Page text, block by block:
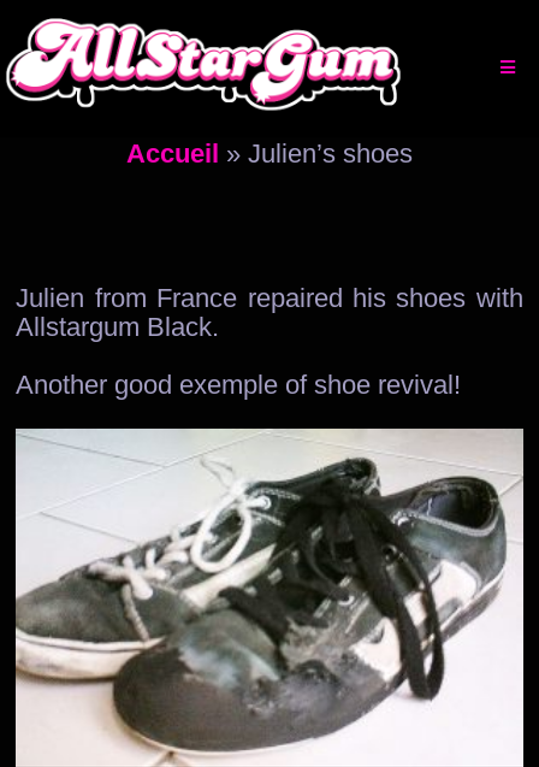
contenu
Accueil » Julien’s shoes
Julien from France repaired his shoes with
Allstargum Black.
Another good exemple of shoe revival!